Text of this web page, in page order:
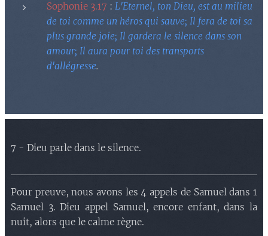
Sophonie 3.17 : L'Eternel, ton Dieu, est au milieu
de toi comme un héros qui sauve; Il fera de toi sa
plus grande joie; Il gardera le silence dans son
amour; Il aura pour toi des transports
d'allégresse.
7 - Dieu parle dans le silence.
Pour preuve, nous avons les 4 appels de Samuel dans 1
Samuel 3. Dieu appel Samuel, encore enfant, dans la
nuit, alors que le calme règne.